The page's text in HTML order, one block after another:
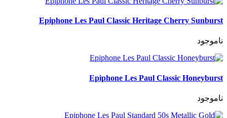
Epiphone Les Paul Classic Heritage Cherry Sunburst
ناموجود
Epiphone Les Paul Classic Honeyburst
ناموجود